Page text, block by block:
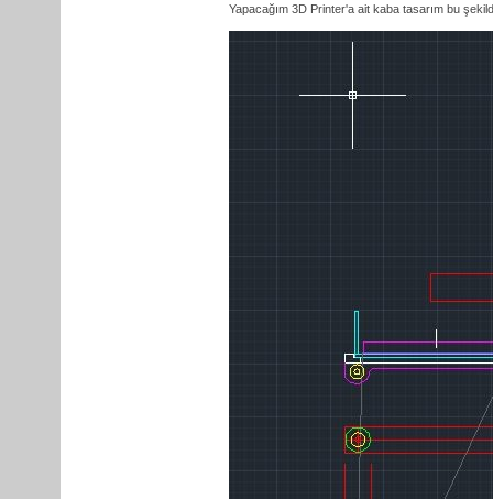
Yapacağım 3D Printer'a ait kaba tasarım bu